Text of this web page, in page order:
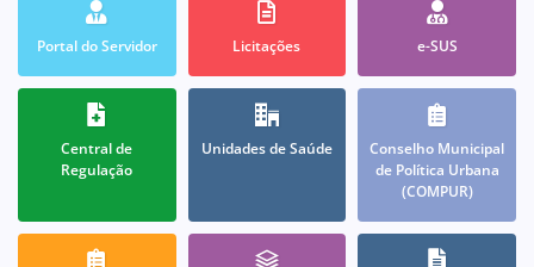
Portal do Servidor Licitações e-SUS
Central de
Regulação
Unidades de Saúde
Conselho Municipal
de Política Urbana
(COMPUR)